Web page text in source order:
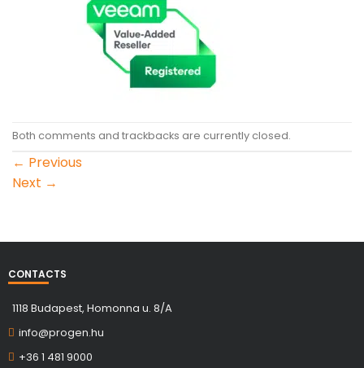
Both comments and trackbacks are currently closed.
← Previous
Next →
CONTACTS
1118 Budapest, Homonna u. 8/A
info@progen.hu
+36 1 481 9000